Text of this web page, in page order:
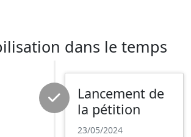
dans le temps
Lancement de
la pétition
23/05/2024